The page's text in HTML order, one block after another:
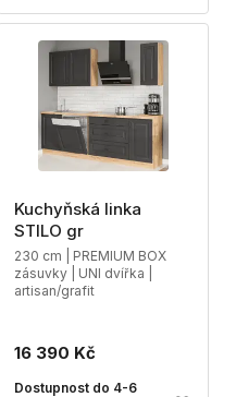
Kuchyňská linka
STILO gr
230 cm | PREMIUM BOX
zásuvky | UNI dvířka |
artisan/grafit
16 390 Kč
Dostupnost do 4-6